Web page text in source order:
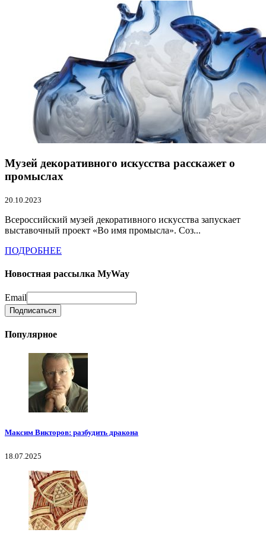
Музей декоративного искусства расскажет о
промыслах
20.10.2023
Всероссийский музей декоративного искусства запускает
выставочный проект «Во имя промысла». Соз...
ПОДРОБНЕЕ
Новостная рассылка MyWay
Email
Популярное
Максим Викторов: разбудить дракона
18.07.2025